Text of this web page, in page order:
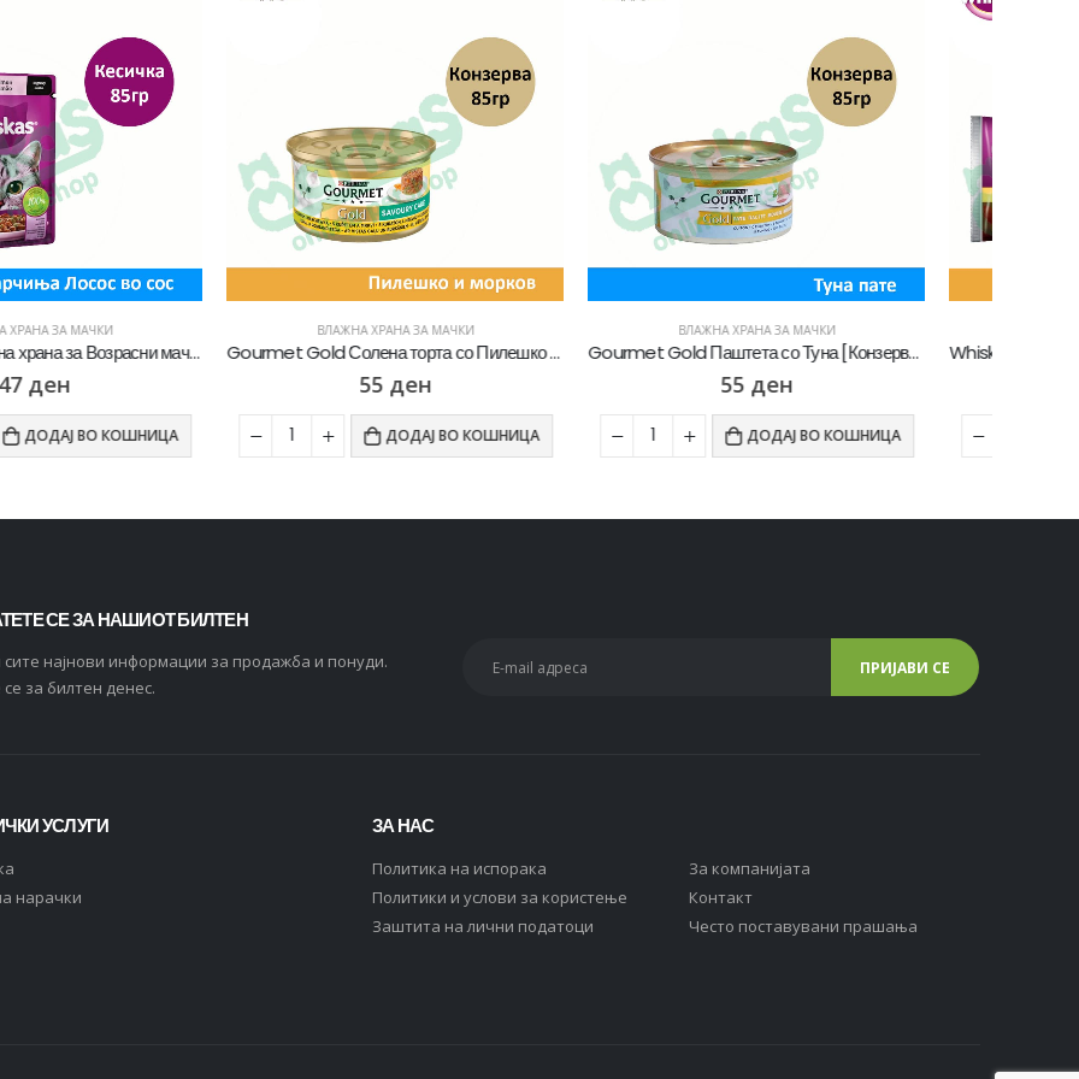
ВЛАЖНА ХРАНА ЗА МАЧКИ
Gourmet Gold Солена торта со Пилешко и морков во сос [Конзерва 85гр]
55
ДОДАЈ ВО КОШНИЦА
ВЛАЖНА ХРАНА ЗА МАЧКИ
Gourmet Gold Паштета со Туна [Конзерва 85гр]
55
ДОДАЈ ВО КОШНИЦА
ВЛАЖНА ХРАНА ЗА МАЧКИ
Whiskas Pure Delight Влажна храна за Возрасни мачки со Парчиња Пилешко и Мисирка во желе [Кесичка 4×85гр]
169
ДОДАЈ ВО КОШНИЦА
СЕ ЗА НАШИОТ БИЛТЕН
сите најнови информации за продажба и понуди.
за билтен денес.
УСЛУГИ
нарачки
ЗА НАС
Политика на испорака
Политики и услови за користење
Заштита на лични податоци
За компанијата
Контакт
Често поставувани прашања